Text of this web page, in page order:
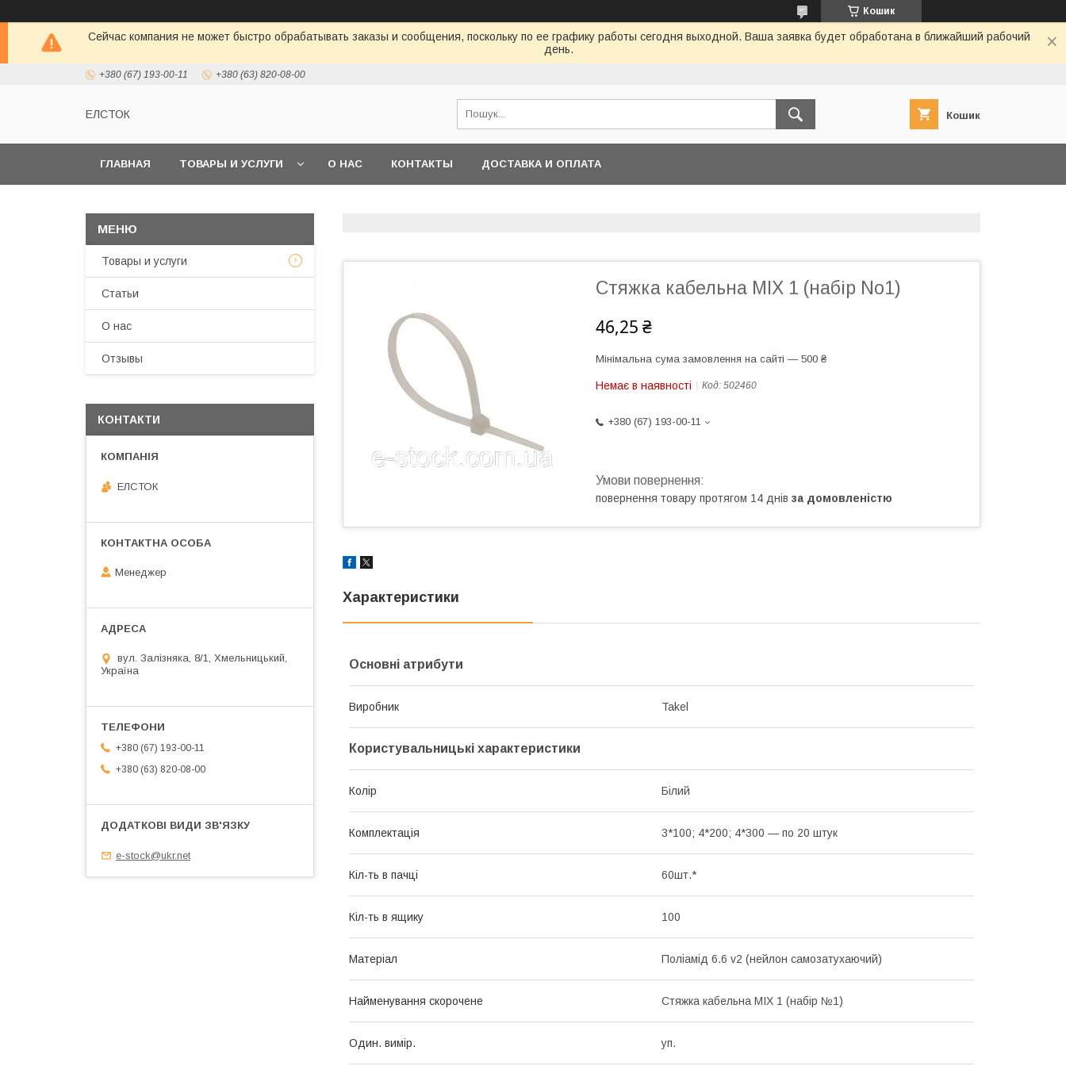
Кошик
Сейчас компания не может быстро обрабатывать заказы и сообщения, поскольку по ее графику работы сегодня выходной. Ваша заявка будет обработана в ближайший рабочий
день.
+380 (67) 193-00-11 +380 (63) 820-08-00
ЕЛСТОК Кошик
ГЛАВНАЯ ТОВАРЫ И УСЛУГИ О НАС КОНТАКТЫ ДОСТАВКА И ОПЛАТА
Стяжка кабельна MIX 1 (набір No1)
46,25 ₴
Мінімальна сума замовлення на сайті — 500 ₴
Немає в наявності Код: 502460
+380 (67) 193-00-11
повернення товару протягом 14 днів за домовленістю
Характеристики
Основні атрибути
Виробник Takel
Користувальницькі характеристики
Колір Білий
Комплектація 3*100; 4*200; 4*300 — по 20 штук
Кіл-ть в пачці 60шт.*
Кіл-ть в ящику 100
Матеріал Поліамід 6.6 v2 (нейлон самозатухаючий)
Найменування скорочене Cтяжка кабельна MIX 1 (набір №1)
Один. вимір. уп.
Товары и услуги
Статьи
О нас
Отзывы
КОНТАКТИ
ЕЛСТОК
Менеджер
вул. Залізняка, 8/1, Хмельницький,
Україна
+380 (67) 193-00-11
+380 (63) 820-08-00
e-stock@ukr.net